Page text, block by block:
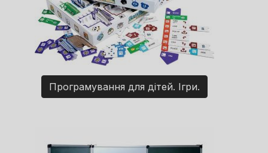
Програмування для дітей. Ігри.